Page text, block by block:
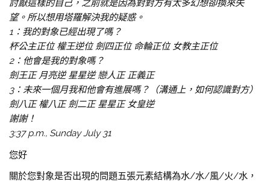
討厭這樣的自己，之前就是因為對對方有太多幻想卻換來失
望。所以想用塔羅解決我的疑惑。
1：我的對象已經出現了嗎？
杯公主正位 權王逆位 劍四正位 命輪正位 女教主正位
2：他會是我的對象嗎？
劍王正 月亮逆 星星逆 戀人正 正義正
3：未來一個月我和他會有進展嗎？（溝通上，如何認識對方）
劍八正 權八正 劍二正 星星正 女皇逆
謝謝！
3:37 p.m., Sunday July 31
您好
關於您對象是否出現的問題五張元素結構為水/水/風/火/水，